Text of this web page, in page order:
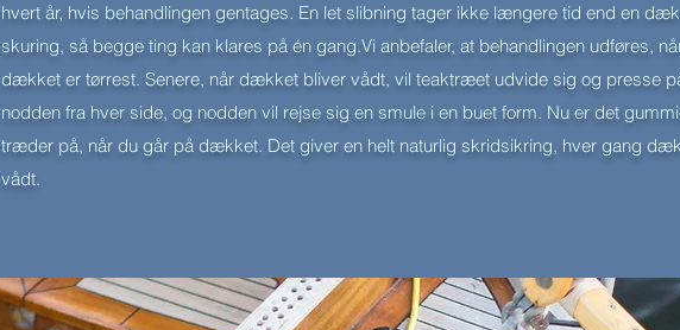
hvert år, hvis behandlingen gentages. En let slibning tager ikke længere tid end en
skuring, så begge ting kan klares på én gang.Vi anbefaler, at behandlingen udføres,
dækket er tørrest. Senere, når dækket bliver vådt, vil teaktræet udvide sig og presse
nodden fra hver side, og nodden vil rejse sig en smule i en buet form. Nu er det
træder på, når du går på dækket. Det giver en helt naturlig skridsikring, hver gang
vådt.